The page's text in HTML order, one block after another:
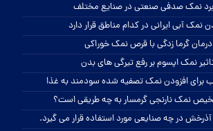
نمک صدفی صنعتی در صنایع مختلف
نمک آبی ایرانی در کدام مناطق قرار دارد
درمان گرما زدگی با قرص نمک خوراکی
نمک اپسوم بر رفع تیرگی های بدن
برای افزودن نمک تصفیه شده سودمند به غذا
نمک نارنجی گرمسار به چه طریقی است؟
در چه صنایعی مورد استفاده قرار می گیرد.